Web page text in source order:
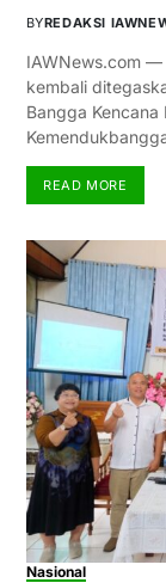
BYREDAKSI
IAWNews.com —
kembali
Bangga
READ MORE
Nasional